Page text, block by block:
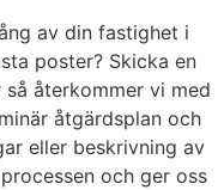
av din fastighet i
poster? Skicka en
återkommer vi med
åtgärdsplan och
eller beskrivning av
och ger oss